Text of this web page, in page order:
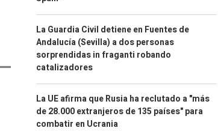
La Guardia Civil detiene en Fuentes de
Andalucía (Sevilla) a dos personas
sorprendidas in fraganti robando
catalizadores
La UE afirma que Rusia ha reclutado a "más
de 28.000 extranjeros de 135 países" para
combatir en Ucrania